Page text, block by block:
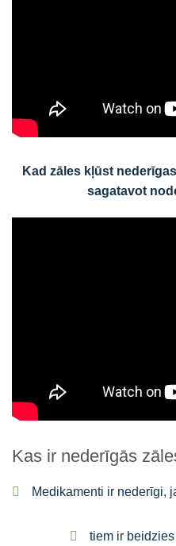
Kad zāles kļūst
sagatavot
Kas ir nederīgās
Medikamenti ir nederīgi,
tiem ir